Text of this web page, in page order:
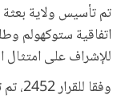
تم تأسيس ولاية
اتفاقية ستوكهولم
للإشراف على امتثال
وفقا للقرار 2452، تم تكليف بعثة الأمم المتحدة لدعم اتفاق الحُديدة بـ: